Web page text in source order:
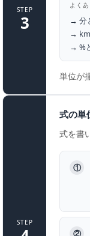
STEP
3
よく
分
%
単位が
STEP
式の単
式を書
①
②